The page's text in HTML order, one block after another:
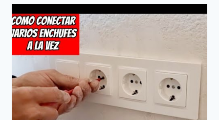
ACONDICIONADO:
QUÉ
HACER
ANTE
FALLOS
ELÉCTRICOS